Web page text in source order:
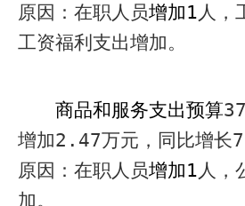
原因：在职人员增加1人，
工资福利支出增加。
商品和服务支出预算
增加2.47万元，同比增长
原因：在职人员增加1人，
加。